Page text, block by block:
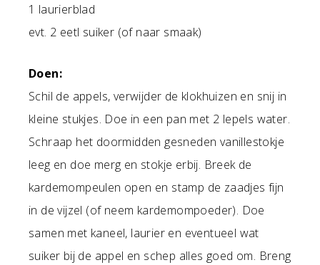
1 laurierblad
evt. 2 eetl suiker (of naar smaak)
Doen:
Schil de appels, verwijder de klokhuizen en snij in
kleine stukjes. Doe in een pan met 2 lepels water.
Schraap het doormidden gesneden vanillestokje
leeg en doe merg en stokje erbij. Breek de
kardemompeulen open en stamp de zaadjes fijn
in de vijzel (of neem kardemompoeder). Doe
samen met kaneel, laurier en eventueel wat
suiker bij de appel en schep alles goed om. Breng